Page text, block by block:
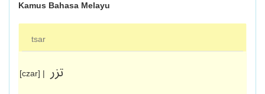
Kamus Bahasa Melayu
tsar
[czar] | تزر